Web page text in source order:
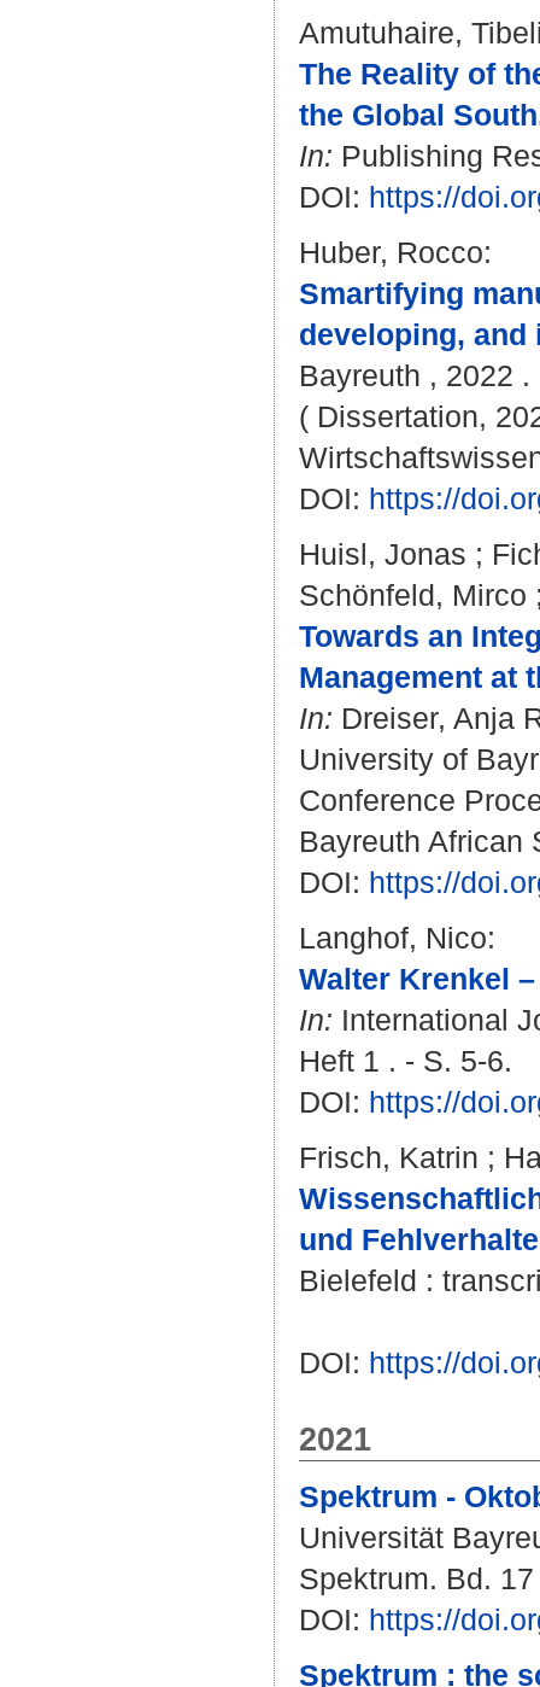
Amutuhaire,
The Reality of
the Global
In: Publishing
DOI: https://
Huber, Rocco:
Smartifying
developing,
Bayreuth , 2022
( Dissertation,
DOI: https://
Huisl, Jonas ;
Schönfeld, Mirco
Towards an
Management at
In: Dreiser, Anja
University of
Conference
Bayreuth African
DOI: https://
Langhof, Nico:
Walter Krenkel
In: International
Heft 1 . - S. 5-6.
DOI: https://
Frisch, Katrin ;
und
Bielefeld :
DOI: https://
2021
Spektrum -
Universität
Spektrum. Bd.
DOI: https://
Spektrum : the